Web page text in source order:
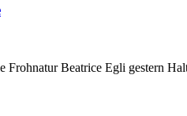
Beatrice Egli gestern